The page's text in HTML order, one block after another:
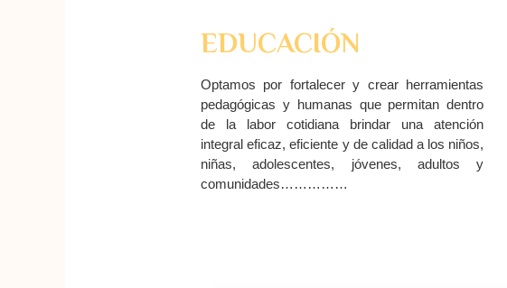
EDUCACIÓN
Optamos por fortalecer y crear herramientas
pedagógicas y humanas que permitan dentro
de la labor cotidiana brindar una atención
integral eficaz, eficiente y de calidad a los niños,
niñas, adolescentes, jóvenes, adultos y
comunidades……………